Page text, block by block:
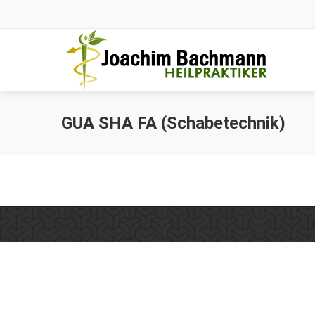
GUA SHA FA (Schabetechnik)